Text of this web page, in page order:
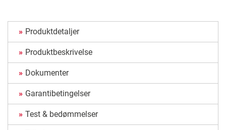
Produktdetaljer
Produktbeskrivelse
Dokumenter
Garantibetingelser
Test & bedømmelser